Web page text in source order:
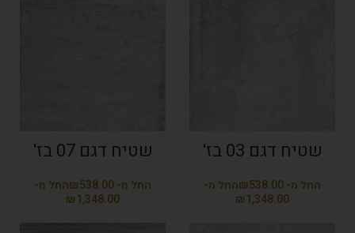
שטיח דגם 03 בז'
₪
₪
שטיח דגם 07 בז'
₪
₪